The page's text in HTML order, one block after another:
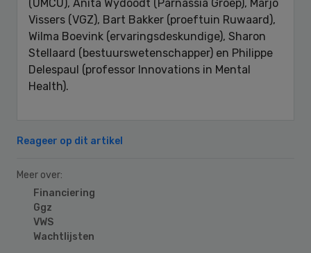
(UMCU), Anita Wydoodt (Parnassia Groep), Marjo
Vissers (VGZ), Bart Bakker (proeftuin Ruwaard),
Wilma Boevink (ervaringsdeskundige), Sharon
Stellaard (bestuurswetenschapper) en Philippe
Delespaul (professor Innovations in Mental
Health).
Reageer op dit artikel
Meer over:
Financiering
Ggz
VWS
Wachtlijsten